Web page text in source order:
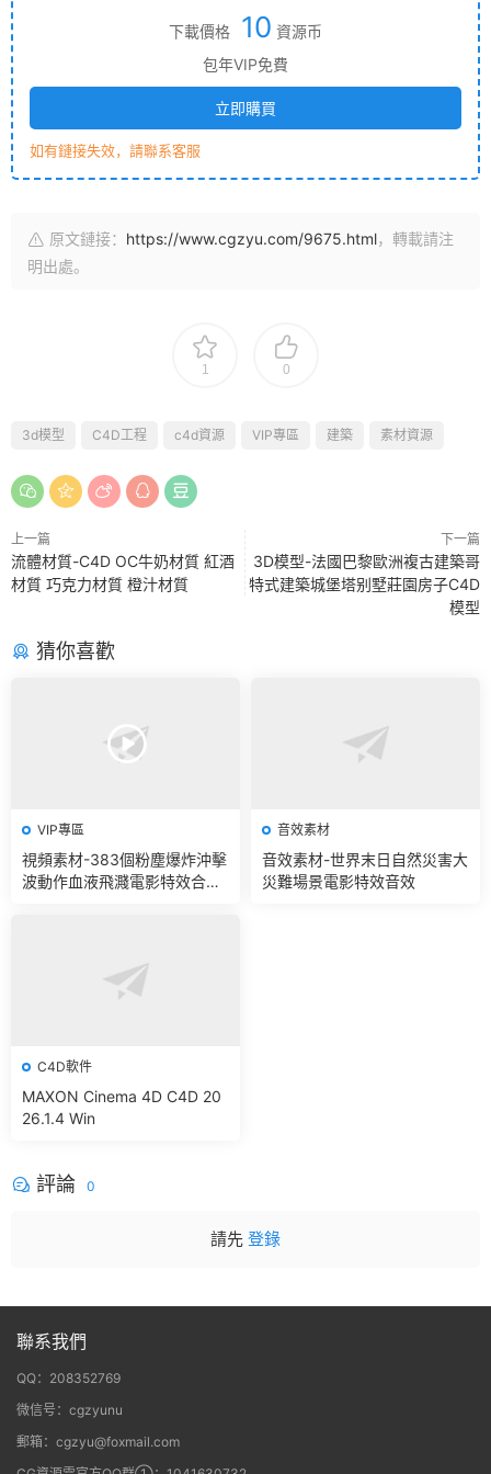
下載價格 10 資源币
包年VIP免費
立即購買
如有鏈接失效，請聯系客服
原文鏈接： https://www.cgzyu.com/9675.html，轉載請注
明出處。
1 0
3d模型 C4D工程 c4d資源 VIP專區 建築 素材資源
上一篇
流體材質-C4D OC牛奶材質 紅酒
材質 巧克力材質 橙汁材質
下一篇
3D模型-法國巴黎歐洲複古建築哥
特式建築城堡塔别墅莊園房子C4D
模型
猜你喜歡
VIP專區
視頻素材-383個粉塵爆炸沖擊
波動作血液飛濺電影特效合成
音效素材
音效素材-世界末日自然災害大
災難場景電影特效音效
C4D軟件
MAXON Cinema 4D C4D 20
26.1.4 Win
評論 0
請先 登錄
聯系我們
QQ：208352769
微信号：cgzyunu
郵箱：cgzyu@foxmail.com